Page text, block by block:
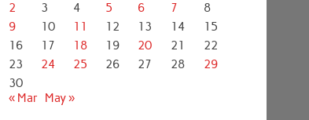
2
3 4 5 6 7
8
9
10 11 12 13 14
15
16
17 18 19 20 21
22
23
24 25 26 27 28
29
30
« Mar May »